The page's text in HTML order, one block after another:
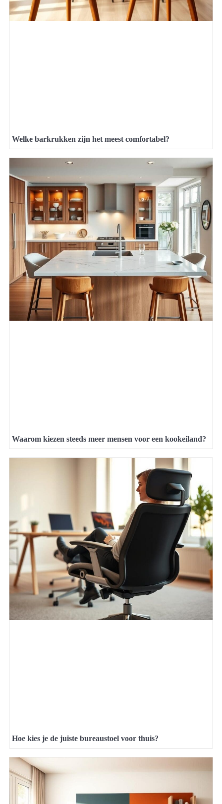
Welke barkrukken zijn het meest comfortabel?
Waarom kiezen steeds meer mensen voor een kookeiland?
Hoe kies je de juiste bureaustoel voor thuis?